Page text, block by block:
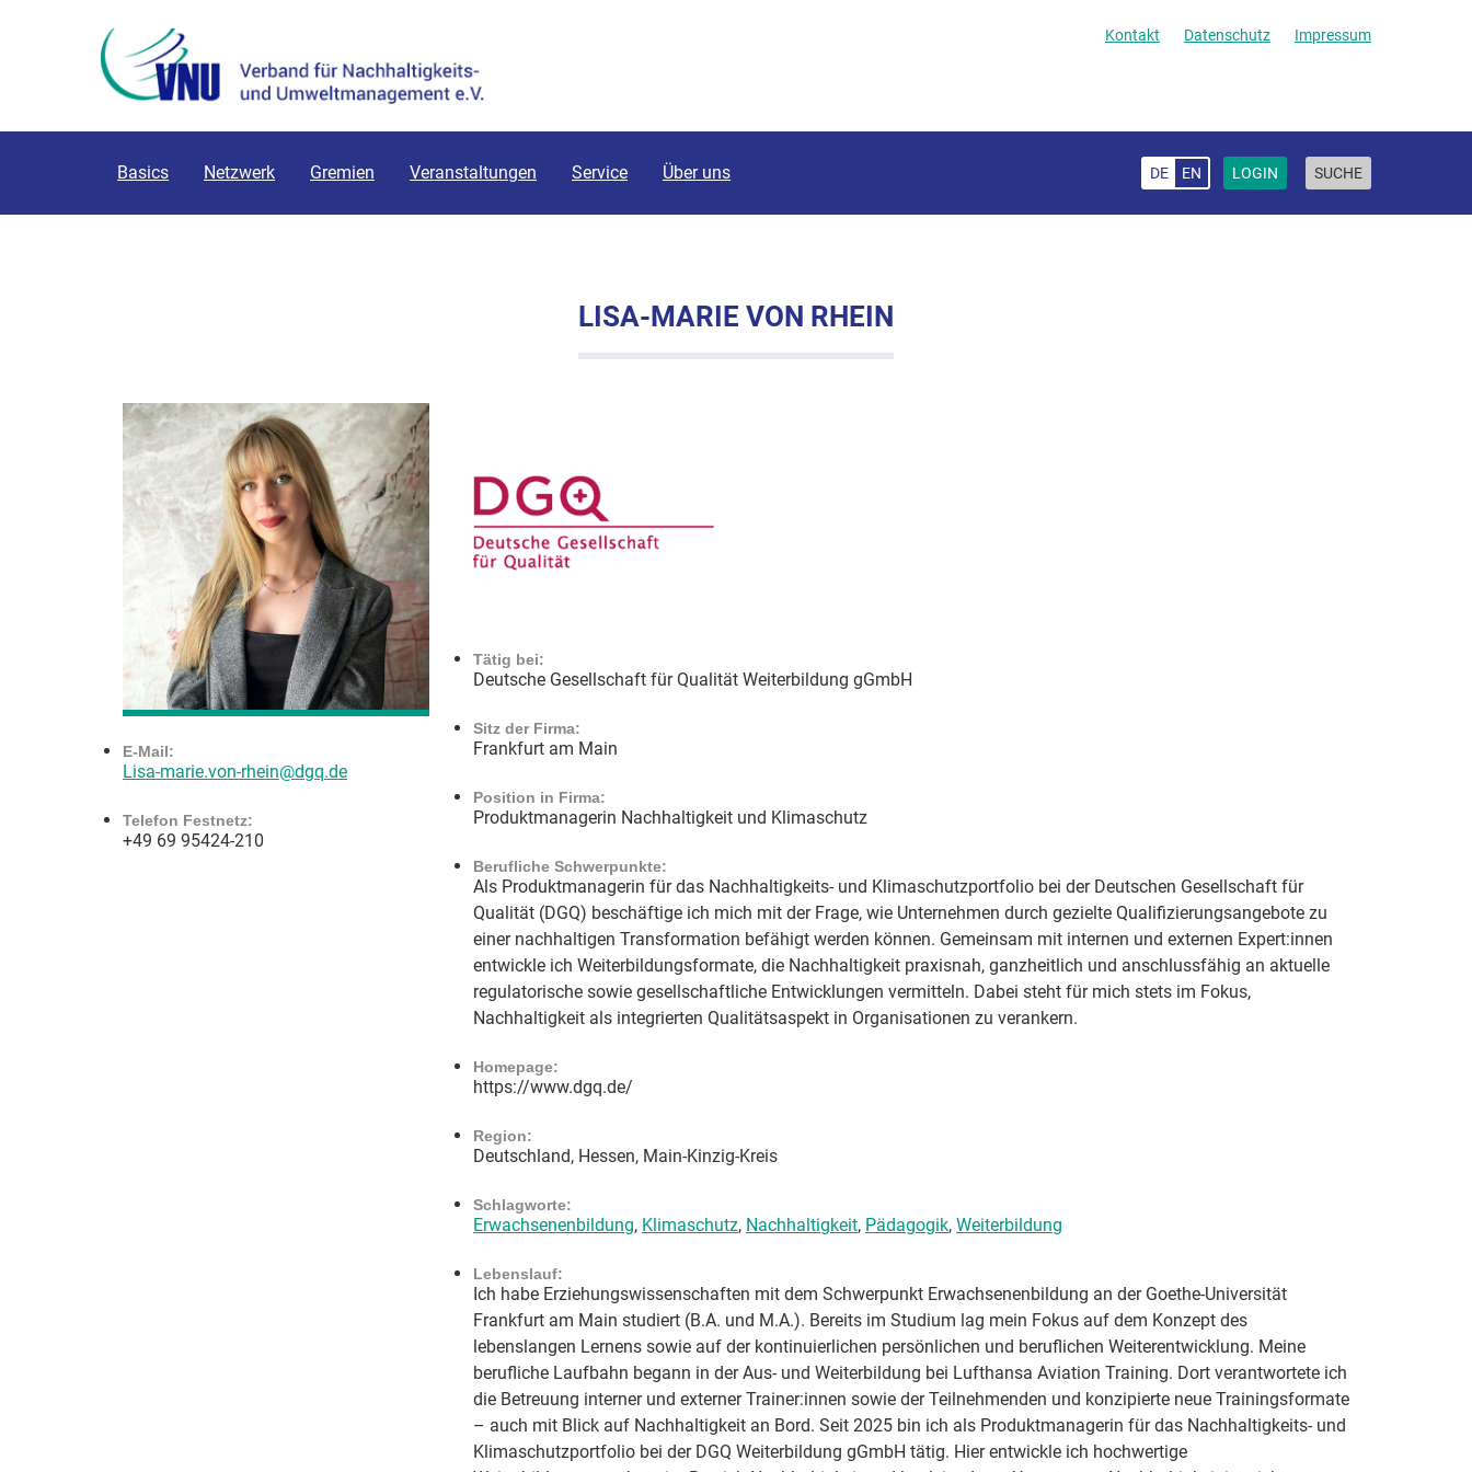
Kontakt Datenschutz Impressum
Basics Netzwerk Gremien Veranstaltungen Service Über uns DE EN LOGIN SUCHE
LISA-MARIE VON RHEIN
E-Mail:
Lisa-marie.von-rhein@dgq.de
Telefon Festnetz:
+49 69 95424-210
Tätig bei:
Deutsche Gesellschaft für Qualität Weiterbildung gGmbH
Sitz der Firma:
Frankfurt am Main
Position in Firma:
Produktmanagerin Nachhaltigkeit und Klimaschutz
Berufliche Schwerpunkte:
Als Produktmanagerin für das Nachhaltigkeits- und Klimaschutzportfolio bei der Deutschen Gesellschaft für
Qualität (DGQ) beschäftige ich mich mit der Frage, wie Unternehmen durch gezielte Qualifizierungsangebote zu
einer nachhaltigen Transformation befähigt werden können. Gemeinsam mit internen und externen Expert:innen
entwickle ich Weiterbildungsformate, die Nachhaltigkeit praxisnah, ganzheitlich und anschlussfähig an aktuelle
regulatorische sowie gesellschaftliche Entwicklungen vermitteln. Dabei steht für mich stets im Fokus,
Nachhaltigkeit als integrierten Qualitätsaspekt in Organisationen zu verankern.
Homepage:
https://www.dgq.de/
Region:
Deutschland, Hessen, Main-Kinzig-Kreis
Schlagworte:
Erwachsenenbildung, Klimaschutz, Nachhaltigkeit, Pädagogik, Weiterbildung
Lebenslauf:
Ich habe Erziehungswissenschaften mit dem Schwerpunkt Erwachsenenbildung an der Goethe-Universität
Frankfurt am Main studiert (B.A. und M.A.). Bereits im Studium lag mein Fokus auf dem Konzept des
lebenslangen Lernens sowie auf der kontinuierlichen persönlichen und beruflichen Weiterentwicklung. Meine
berufliche Laufbahn begann in der Aus- und Weiterbildung bei Lufthansa Aviation Training. Dort verantwortete ich
die Betreuung interner und externer Trainer:innen sowie der Teilnehmenden und konzipierte neue Trainingsformate
– auch mit Blick auf Nachhaltigkeit an Bord. Seit 2025 bin ich als Produktmanagerin für das Nachhaltigkeits- und
Klimaschutzportfolio bei der DGQ Weiterbildung gGmbH tätig. Hier entwickle ich hochwertige